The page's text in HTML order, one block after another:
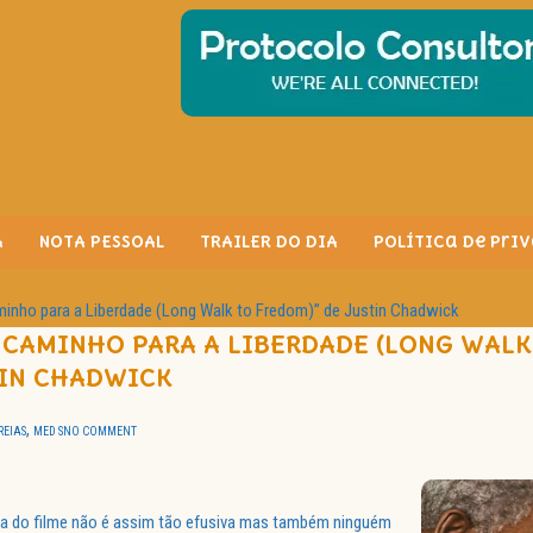
NOTA PESSOAL TRAILER DO DIA Política de
para a Liberdade (Long Walk to Fredom)” de Justin Chadwick
PARA A LIBERDADE (LONG
CHADWICK
, MED SNO COMMENT
do filme não é assim tão efusiva mas também ninguém